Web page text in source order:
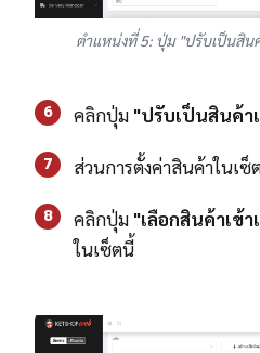
ตำแหน่งที่ 5: ปุ่ม "ปรับเป็นสิน
6 คลิกปุ่ม "ปรับเป็นสินค้า
7 ส่วนการตั้งค่าสินค้าในเ
8 คลิกปุ่ม "เลือกสินค้าเข้า
ในเซ็ตนี้